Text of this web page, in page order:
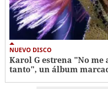
NUEVO DISCO
Karol G estrena "No
tanto", un álbum